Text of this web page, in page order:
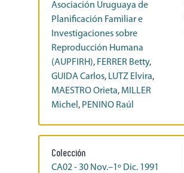
Asociación Uruguaya de
Planificación Familiar e
Investigaciones sobre
Reproducción Humana
(AUPFIRH), FERRER Betty,
GUIDA Carlos, LUTZ Elvira,
MAESTRO Orieta, MILLER
Michel , PENINO Raúl
Colección
CA02 - 30 Nov.–1º Dic. 1991